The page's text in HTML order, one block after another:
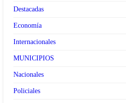
Destacadas
Economía
Internacionales
MUNICIPIOS
Nacionales
Policiales